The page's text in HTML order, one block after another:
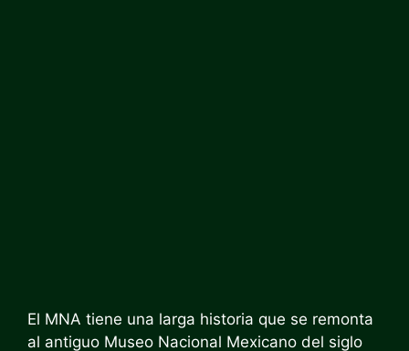
El MNA tiene una larga historia que se remonta
al antiguo Museo Nacional Mexicano del siglo